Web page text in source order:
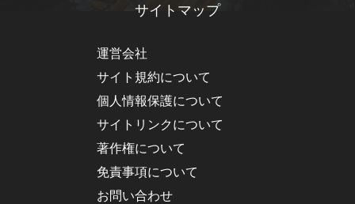
サイトマップ
運営会社
サイト規約について
個人情報保護について
サイトリンクについて
著作権について
免責事項について
お問い合わせ